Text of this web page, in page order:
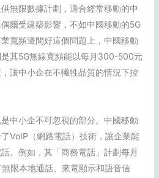
無限數據計劃，適合經常移動的中
爾受建築影響，不如中國移動的5G
寬頻邊間好這個問題上，中國移動
其5G無線寬頻能以每月300-500元
讓中小企在不犧牲品質的情況下控
中小企不可忽視的部分。中國移動
VoIP（網路電話）技術，讓企業能
。例如，其「商務電話」計劃每月
限本地通話、來電顯示和語音信